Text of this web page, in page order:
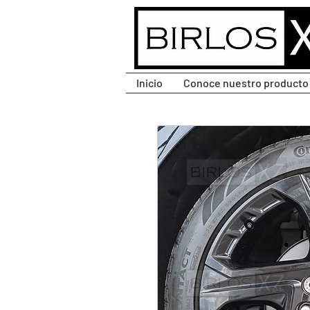
CLIC PARA DESPLEGAR
MENÚ.
Inicio Conoce nuestro producto